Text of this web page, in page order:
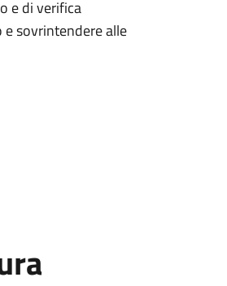
e di verifica
sovrintendere alle